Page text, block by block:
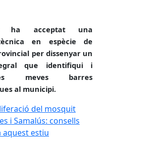
ha acceptat una
en espècie de
per dissenyar un
que identifiqui i
meves barres
al municipi.
del mosquit tigre a Cànoves
del mosquit
i Samalús: consells
aquest estiu